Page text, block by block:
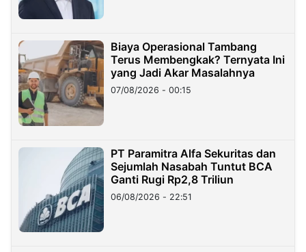
Biaya Operasional Tambang
Terus Membengkak? Ternyata Ini
yang Jadi Akar Masalahnya
07/08/2026 - 00:15
PT Paramitra Alfa Sekuritas dan
Sejumlah Nasabah Tuntut BCA
Ganti Rugi Rp2,8 Triliun
06/08/2026 - 22:51